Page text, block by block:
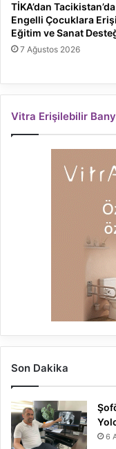
TİKA’dan
Engelli Çocuklara
Eğitim ve Sanat
7 Ağustos 2026
Vitra Erişilebilir
Son Dakika
6